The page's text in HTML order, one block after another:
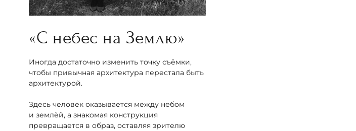
«С небес на Землю»
Иногда достаточно изменить точку съёмки,
чтобы привычная архитектура перестала быть
архитектурой.
Здесь человек оказывается между небом
и землёй, а знакомая конструкция
превращается в образ, оставляя зрителю